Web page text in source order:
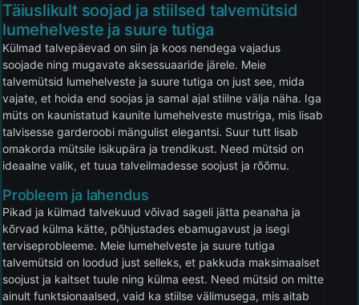
Täiuslikult soojad ja stiilsed talvemütsid
lumehelveste ja suure tutiga
Külmad talvepäevad on siin ja koos nendega vajadus
soojade ning mugavate aksessuaaride järele. Meie
talvemütsid lumehelveste ja suure tutiga on just see, mida
vajate, et hoida end soojas ja samal ajal stiilne välja näha. Iga
müts on kaunistatud kaunite lumehelveste mustriga, mis lisab
talvisesse garderoobi mängulist elegantsi. Suur tutt lisab
omakorda mütsile isikupära ja trendikust. Need mütsid on
ideaalne valik, et tuua talveilmadesse soojust ja rõõmu.
Probleem ja lahendus
Pikad ja külmad talvekuud võivad sageli jätta peanaha ja
kõrvad külma kätte, põhjustades ebamugavust ja isegi
terviseprobleeme. Meie lumehelveste ja suure tutiga
talvemütsid on loodud just selleks, et pakkuda maksimaalset
soojust ja kaitset tuule ning külma eest. Need mütsid on mitte
ainult funktsionaalsed, vaid ka stiilse välimusega, mis aitab